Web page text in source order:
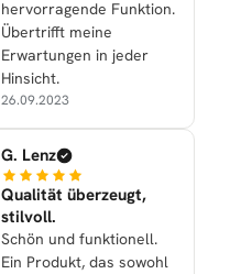
hervorragende Funktion.
Übertrifft meine
Erwartungen in jeder
Hinsicht.
26.09.2023
G. Lenz
Qualität überzeugt,
stilvoll.
Schön und funktionell.
Ein Produkt, das sowohl